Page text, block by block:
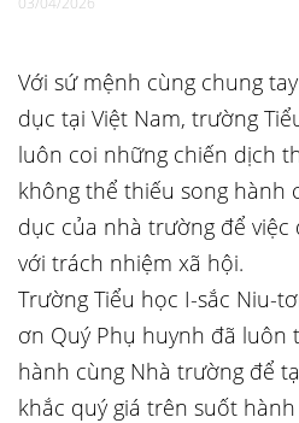
Với sứ mệnh cùng chung
dục tại Việt Nam, trường
luôn coi những chiến dịch
không thể thiếu song hành
dục của nhà trường để việc
với trách nhiệm xã hội.
Trường Tiểu học I-sắc Niu-
ơn Quý Phụ huynh đã luôn
hành cùng Nhà trường để
khắc quý giá trên suốt